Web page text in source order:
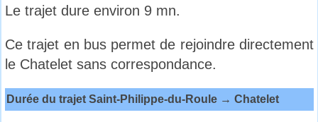
Le trajet dure environ 9 mn.
Ce trajet en bus permet de rejoindre directement
le Chatelet sans correspondance.
Durée du trajet Saint-Philippe-du-Roule → Chatelet